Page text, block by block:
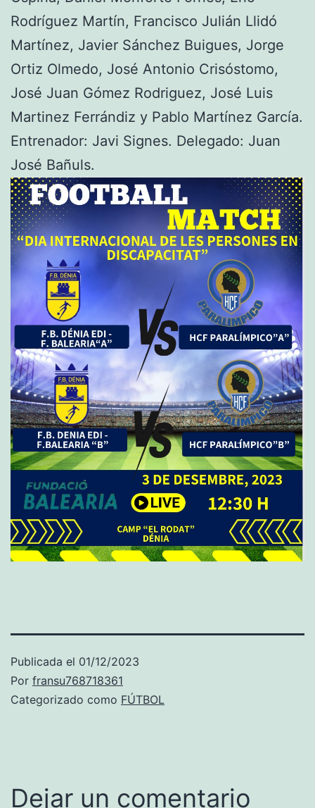
Rodríguez Martín, Francisco Julián Llidó
Martínez, Javier Sánchez Buigues, Jorge
Ortiz Olmedo, José Antonio Crisóstomo,
José Juan Gómez Rodriguez, José Luis
Martinez Ferrándiz y Pablo Martínez García.
Entrenador: Javi Signes. Delegado: Juan
José Bañuls.
Publicada el 01/12/2023
Por fransu768718361
Categorizado como FÚTBOL
Dejar un comentario